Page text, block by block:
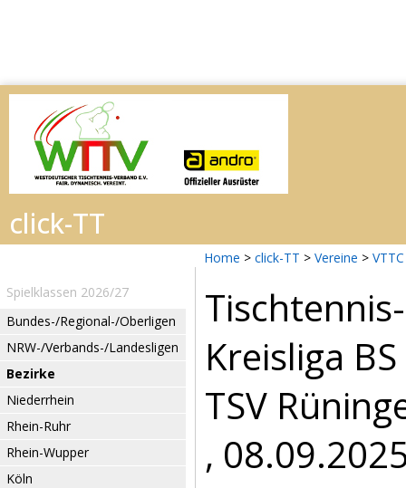
Home > click-TT > Vereine >
Spielklassen 2026/27
Bundes-/Regional-/Oberligen
NRW-/Verbands-/Landesligen
Bezirke
Niederrhein
Rhein-Ruhr
Rhein-Wupper
Köln
Kreisliga BS
TSV
,